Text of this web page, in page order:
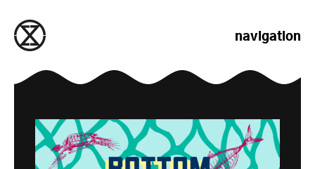
navigation